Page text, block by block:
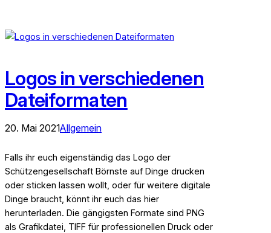
Logos in verschiedenen
Dateiformaten
20. Mai 2021Allgemein
Falls ihr euch eigenständig das Logo der
Schützengesellschaft Börnste auf Dinge drucken
oder sticken lassen wollt, oder für weitere digitale
Dinge braucht, könnt ihr euch das hier
herunterladen. Die gängigsten Formate sind PNG
als Grafikdatei, TIFF für professionellen Druck oder